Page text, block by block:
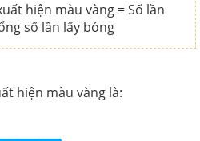
hiện màu vàng = Số lần
số lần lấy bóng
hiện màu vàng là: